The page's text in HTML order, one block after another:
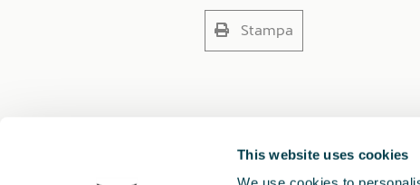
This website uses cookies
Stampa